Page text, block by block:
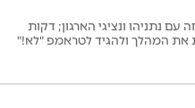
נתניהו ונציגי הארגון; דקות
את המהלך ולהגיד לטראמפ "לא!"